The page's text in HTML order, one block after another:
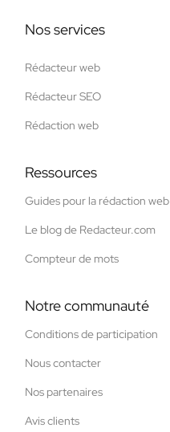
Nos services
Rédacteur web
Rédacteur SEO
Rédaction web
Ressources
Guides pour la rédaction web
Le blog de Redacteur.com
Compteur de mots
Notre communauté
Conditions de participation
Nous contacter
Nos partenaires
Avis clients